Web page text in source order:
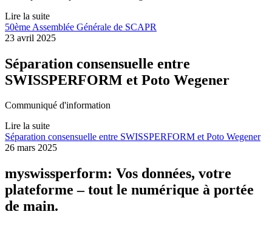
Lire la suite
50ème Assemblée Générale de SCAPR
23 avril 2025
Séparation consensuelle entre
SWISSPERFORM et Poto Wegener
Communiqué d'information
Lire la suite
Séparation consensuelle entre SWISSPERFORM et Poto Wegener
26 mars 2025
myswissperform: Vos données, votre
plateforme – tout le numérique à portée
de main.